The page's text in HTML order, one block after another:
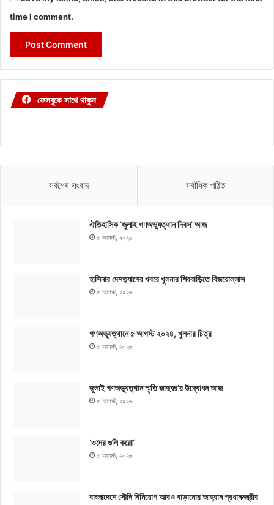
time I comment.
ফেসবুকে সাথে থাকুন
সর্বশেষ সংবাদ সর্বাধিক পঠিত
ঐতিহাসিক ‘জুলাই গণঅভ্যুত্থান দিবস’ আজ
৫ আগস্ট, ২০২৬
হাসিনার দেশত্যাগের খবরে খুলনার শিববাড়িতে বিজয়োল্লাস
৫ আগস্ট, ২০২৬
গণঅভ্যুত্থানে ৫ আগস্ট ২০২৪, খুলনার চিত্র
৫ আগস্ট, ২০২৬
জুলাই গণঅভ্যুত্থান স্মৃতি জাদুঘর’র উদ্বোধন আজ
৫ আগস্ট, ২০২৬
‘ওদের গুলি করো’
৫ আগস্ট, ২০২৬
বাংলাদেশে সৌদি বিনিয়োগ আরও বাড়ানোর আহ্বান প্রধানমন্ত্রীর